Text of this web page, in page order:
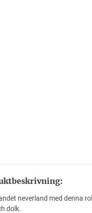
neverland med denna
dolk.